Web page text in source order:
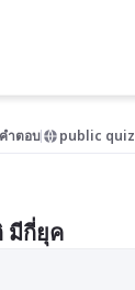
ำตอบ public quiz
มีกี่ยุค